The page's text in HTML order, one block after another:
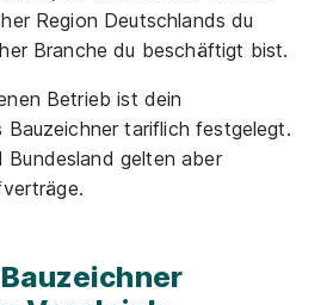
Region Deutschlands du
Branche du beschäftigt bist.
Betrieb ist dein
Bauzeichner tariflich festgelegt.
Bundesland gelten aber